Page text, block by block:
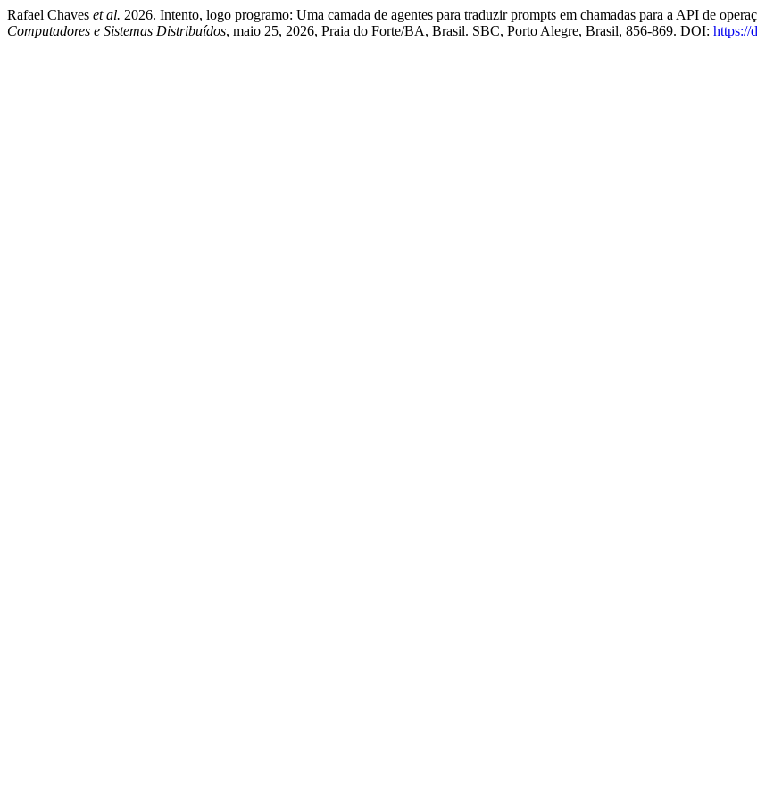
Rafael Chaves et al. 2026. Intento, logo programo: Uma camada de agentes para traduzir prompts em chamadas para a API de
Computadores e Sistemas Distribuídos, maio 25, 2026, Praia do Forte/BA, Brasil. SBC, Porto Alegre, Brasil, 856-869. DOI: https://